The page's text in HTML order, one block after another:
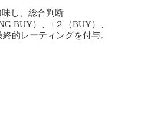
し、総合判断
BUY）、+２（BUY）、
的レーティングを付与。